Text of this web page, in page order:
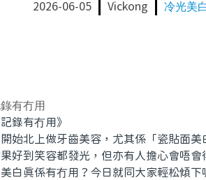
2026-06-05 Vickong 冷光美
有冇用
有冇用》
北上做牙齒美容，尤其係「瓷貼面美
好到笑容都發光，但亦有人擔心會唔
白真係有冇用？今日就同大家輕松傾